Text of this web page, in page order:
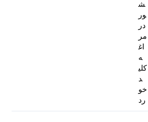
ش
ور
در
مر
اغ
ه
کلی
د
خو
رد